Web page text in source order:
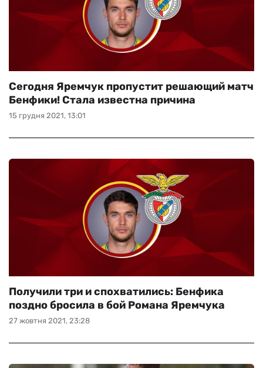
15 грудня 2021, 13:01
Сегодня Яремчук пропустит решающий матч
Бенфики! Стала известна причина
27 жовтня 2021, 23:28
Получили три и спохватились: Бенфика
поздно бросила в бой Романа Яремчука